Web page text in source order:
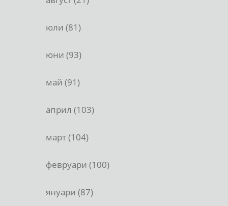
юли (81)
юни (93)
май (91)
април (103)
март (104)
февруари (100)
януари (87)